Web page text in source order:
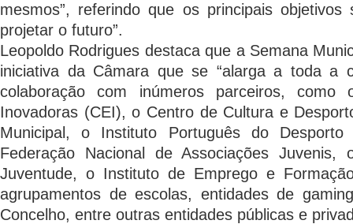
mesmos”, referindo que os principais objetivos
projetar o futuro”.
Leopoldo Rodrigues destaca que a Semana
iniciativa da Câmara que se “alarga a toda a
colaboração com inúmeros parceiros, como
Inovadoras (CEI), o Centro de Cultura e
Municipal, o Instituto Português do
Federação Nacional de Associações Juvenis,
Juventude, o Instituto de Emprego e
agrupamentos de escolas, entidades de
Concelho, entre outras entidades públicas e